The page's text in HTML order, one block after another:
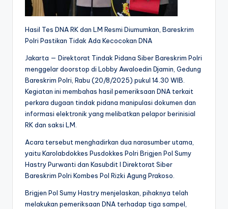
Hasil Tes DNA RK dan LM Resmi Diumumkan, Bareskrim
Polri Pastikan Tidak Ada Kecocokan DNA
Jakarta — Direktorat Tindak Pidana Siber Bareskrim Polri
menggelar doorstop di Lobby Awaloedin Djamin, Gedung
Bareskrim Polri, Rabu (20/8/2025) pukul 14.30 WIB.
Kegiatan ini membahas hasil pemeriksaan DNA terkait
perkara dugaan tindak pidana manipulasi dokumen dan
informasi elektronik yang melibatkan pelapor berinisial
RK dan saksi LM.
Acara tersebut menghadirkan dua narasumber utama,
yaitu Karolabdokkes Pusdokkes Polri Brigjen Pol Sumy
Hastry Purwanti dan Kasubdit I Direktorat Siber
Bareskrim Polri Kombes Pol Rizki Agung Prakoso.
Brigjen Pol Sumy Hastry menjelaskan, pihaknya telah
melakukan pemeriksaan DNA terhadap tiga sampel,